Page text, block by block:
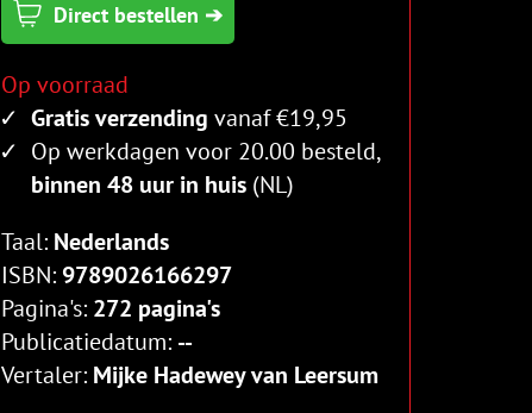
Direct bestellen ➔
Op voorraad
Gratis verzending vanaf €19,95
Op werkdagen voor 20.00 besteld,
binnen 48 uur in huis (NL)
Taal: Nederlands
ISBN: 9789026166297
Pagina's: 272 pagina's
Publicatiedatum: --
Vertaler: Mijke Hadewey van Leersum